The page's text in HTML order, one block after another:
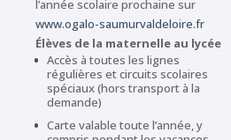
l’année scolaire prochaine sur
www.ogalo-saumurvaldeloire.fr
Élèves de la maternelle au lycée
Accès à toutes les lignes
régulières et circuits scolaires
spéciaux (hors transport à la
demande)
Carte valable toute l’année, y